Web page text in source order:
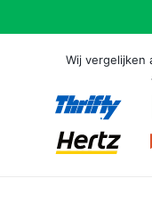
Wij vergelijken